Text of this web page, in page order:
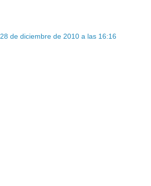
28 de diciembre de 2010 a las 16:16